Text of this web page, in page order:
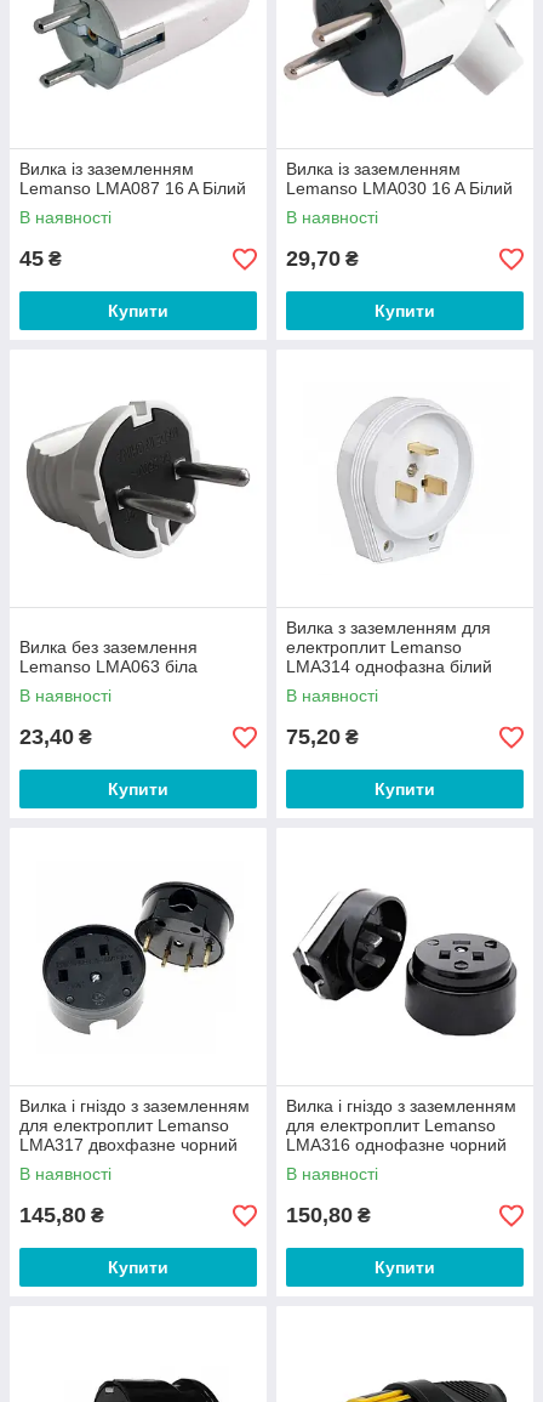
Вилка із заземленням
Lemanso LMA087 16 A Білий
В наявності
45 ₴
Купити
Вилка із заземленням
Lemanso LMA030 16 A Білий
В наявності
29,70 ₴
Купити
Вилка без заземлення
Lemanso LMA063 біла
В наявності
23,40 ₴
Купити
Вилка з заземленням для
електроплит Lemanso
LMA314 однофазна білий
В наявності
75,20 ₴
Купити
Вилка і гніздо з заземленням
для електроплит Lemanso
LMA317 двоxфазне чорний
В наявності
145,80 ₴
Купити
Вилка і гніздо з заземленням
для електроплит Lemanso
LMA316 однофазне чорний
В наявності
150,80 ₴
Купити